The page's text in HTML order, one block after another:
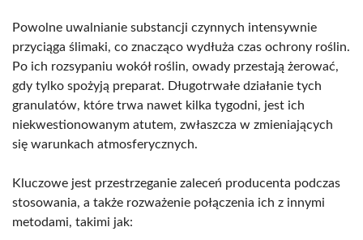
Powolne uwalnianie substancji czynnych intensywnie
przyciąga ślimaki, co znacząco wydłuża czas ochrony roślin.
Po ich rozsypaniu wokół roślin, owady przestają żerować,
gdy tylko spożyją preparat. Długotrwałe działanie tych
granulatów, które trwa nawet kilka tygodni, jest ich
niekwestionowanym atutem, zwłaszcza w zmieniających
się warunkach atmosferycznych.
Kluczowe jest przestrzeganie zaleceń producenta podczas
stosowania, a także rozważenie połączenia ich z innymi
metodami, takimi jak: